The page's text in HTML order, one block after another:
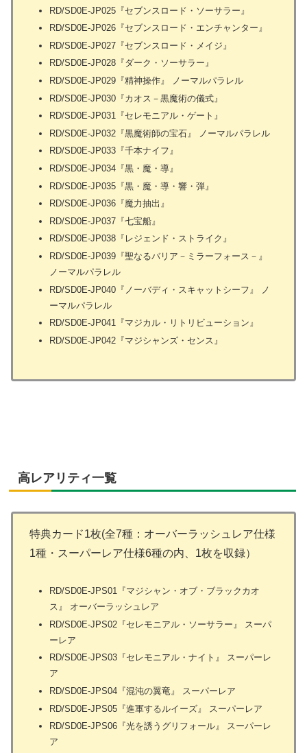
RD/SD0E-JP025『セブンスロード・ソーサラー』
RD/SD0E-JP026『セブンスロード・エンチャンター』
RD/SD0E-JP027『セブンスロード・メイジ』
RD/SD0E-JP028『ダーク・ソーサラー』
RD/SD0E-JP029『精神操作』 ノーマルパラレル
RD/SD0E-JP030『カオス－黒魔術の儀式』
RD/SD0E-JP031『セレモニアル・ゲート』
RD/SD0E-JP032『黒魔術師の宝石』 ノーマルパラレル
RD/SD0E-JP033『千本ナイフ』
RD/SD0E-JP034『黒・魔・導』
RD/SD0E-JP035『黒・魔・導・響・弾』
RD/SD0E-JP036『魔力抽出』
RD/SD0E-JP037『七宝船』
RD/SD0E-JP038『レジェンド・ストライク』
RD/SD0E-JP039『聖なるバリア－ミラーフォース－』
ノーマルパラレル
RD/SD0E-JP040『ノーバディ・スキャットシーフ』 ノ
ーマルパラレル
RD/SD0E-JP041『マジカル・リトリビューション』
RD/SD0E-JP042『マジシャンズ・センス』
高レアリティ一覧
特典カード1枚(全7種：オーバーラッシュレア仕様
1種・スーパーレア仕様6種の内、1枚を収録）
RD/SD0E-JPS01『マジシャン・オブ・ブラックカオ
ス』 オーバーラッシュレア
RD/SD0E-JPS02『セレモニアル・ソーサラー』 スーパ
ーレア
RD/SD0E-JPS03『セレモニアル・ナイト』 スーパーレ
ア
RD/SD0E-JPS04『混沌の翼竜』 スーパーレア
RD/SD0E-JPS05『進軍するルイーズ』 スーパーレア
RD/SD0E-JPS06『光を誘うグリフォール』 スーパーレ
ア